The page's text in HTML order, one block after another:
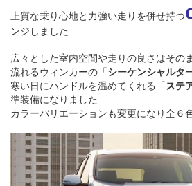
上質な乗り心地と力強い走りを併せ持つ
ンジしました
広々とした室内空間や走りの良さはその
流れるウィンカーの「シーケンシャルタ
寒い日にハンドルを温めてくれる「ステ
準装備になりました
カラーバリエーションも変更になり全６